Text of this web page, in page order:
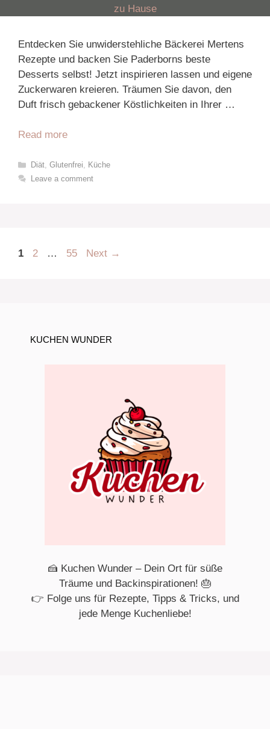
Entdecken Sie unwiderstehliche Bäckerei Mertens
Rezepte und backen Sie Paderborns beste
Desserts selbst! Jetzt inspirieren lassen und eigene
Zuckerwaren kreieren. Träumen Sie davon, den
Duft frisch gebackener Köstlichkeiten in Ihrer …
Read more
Categories
Diät, Glutenfrei, Küche
Leave a comment
Page
1 Page
2 … Page
55 Next →
KUCHEN WUNDER
🍰 Kuchen Wunder – Dein Ort für süße
Träume und Backinspirationen! 🎂
👉 Folge uns für Rezepte, Tipps & Tricks, und
jede Menge Kuchenliebe!